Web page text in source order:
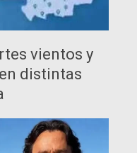
vientos y
distintas